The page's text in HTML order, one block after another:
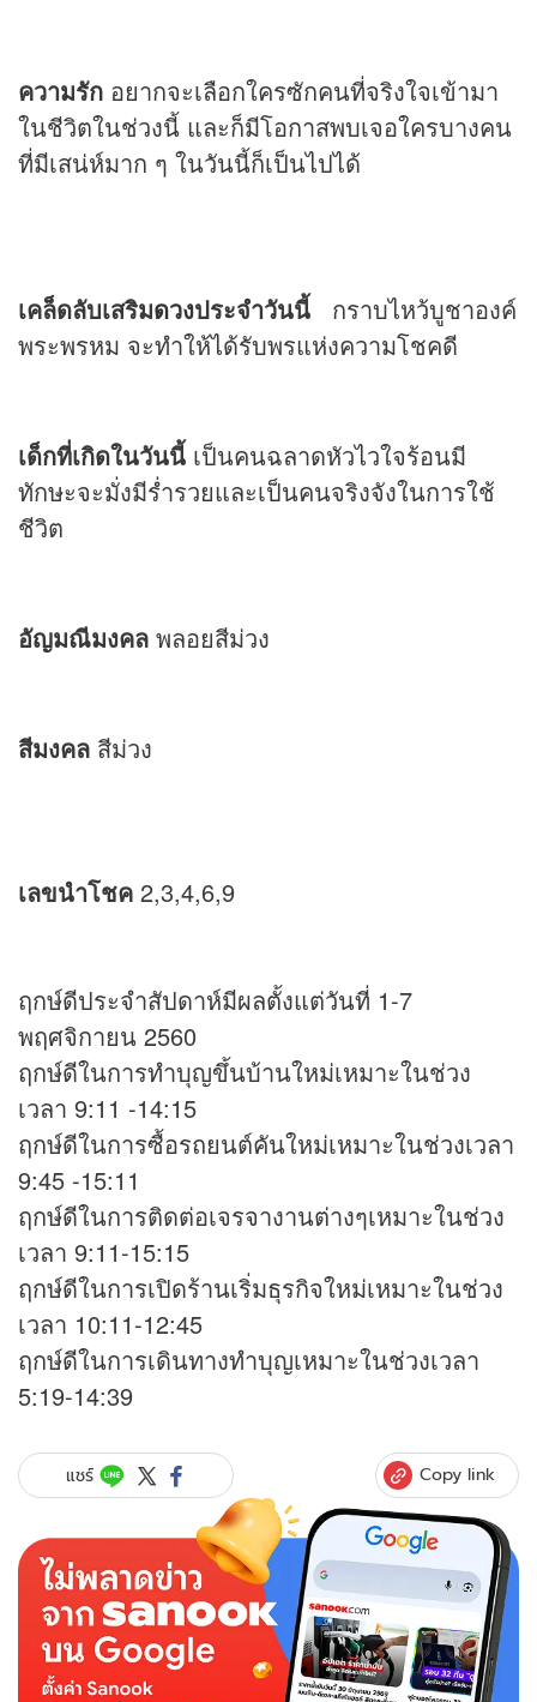
ความรัก อยากจะเลือกใครซักคนที่จริงใจเข้ามา
ในชีวิตในช่วงนี้ และก็มีโอกาสพบเจอใครบางคน
ที่มีเสน่ห์มาก ๆ ในวันนี้ก็เป็นไปได้
เคล็ดลับเสริมดวงประจำวันนี้ กราบไหว้บูชาองค์
พระพรหม จะทำให้ได้รับพรแห่งความโชคดี
เด็กที่เกิดในวันนี้ เป็นคนฉลาดหัวไวใจร้อนมี
ทักษะจะมั่งมีร่ำรวยและเป็นคนจริงจังในการใช้
ชีวิต
อัญมณีมงคล พลอยสีม่วง
สีมงคล สีม่วง
เลขนำโชค 2,3,4,6,9
ฤกษ์ดีประจำสัปดาห์มีผลตั้งแต่วันที่ 1-7
พฤศจิกายน 2560
ฤกษ์ดีในการทำบุญขึ้นบ้านใหม่เหมาะในช่วง
เวลา 9:11 -14:15
ฤกษ์ดีในการซื้อรถยนต์คันใหม่เหมาะในช่วงเวลา
9:45 -15:11
ฤกษ์ดีในการติดต่อเจรจางานต่างๆเหมาะในช่วง
เวลา 9:11-15:15
ฤกษ์ดีในการเปิดร้านเริ่มธุรกิจใหม่เหมาะในช่วง
เวลา 10:11-12:45
ฤกษ์ดีในการเดินทางทำบุญเหมาะในช่วงเวลา
5:19-14:39
แชร์ Copy link